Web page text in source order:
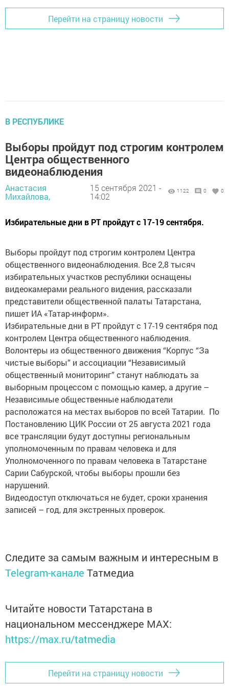
Перейти на страницу новости
В РЕСПУБЛИКЕ
Выборы пройдут под строгим контролем
Центра общественного
видеонаблюдения
Анастасия
Михайлова,
15 сентября 2021 -
14:02
1122 0 0
Избирательные дни в РТ пройдут с 17-19 сентября.
Выборы пройдут под строгим контролем Центра
общественного видеонаблюдения. Все 2,8 тысяч
избирательных участков республики оснащены
видеокамерами реального видения, рассказали
представители общественной палаты Татарстана,
пишет ИА «Татар-информ».
Избирательные дни в РТ пройдут с 17-19 сентября под
контролем Центра общественного наблюдения.
Волонтеры из общественного движения “Корпус “За
чистые выборы” и ассоциации “Независимый
общественный мониторинг” станут наблюдать за
выборным процессом с помощью камер, а другие –
Независимые общественные наблюдатели
расположатся на местах выборов по всей Татарии. По
Постановлению ЦИК России от 25 августа 2021 года
все трансляции будут доступны региональным
уполномоченным по правам человека и для
Уполномоченного по правам человека в Татарстане
Сарии Сабурской, чтобы выборы прошли без
нарушений.
Видеодоступ отключаться не будет, сроки хранения
записей – год, для экстренных проверок.
Следите за самым важным и интересным в
Telegram-канале Татмедиа
Читайте новости Татарстана в
национальном мессенджере MАХ:
https://max.ru/tatmedia
Перейти на страницу новости